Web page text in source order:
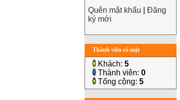
Quên mật khẩu
Đăng
ký mới
Thành viên có mặt
Khách: 5
Thành viên: 0
Tổng cộng: 5